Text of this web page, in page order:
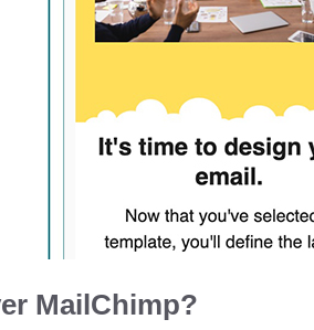
MailChimp?